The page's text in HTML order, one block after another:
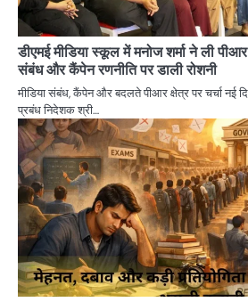
डीएमई मीडिया स्कूल में मनोज शर्मा ने ली
संबंध और कैंपेन रणनीति पर डाली रोशनी
मीडिया संबंध, कैंपेन और बदलते पीआर क्षेत्र पर चर्चा नई
प्रबंध निदेशक श्री…